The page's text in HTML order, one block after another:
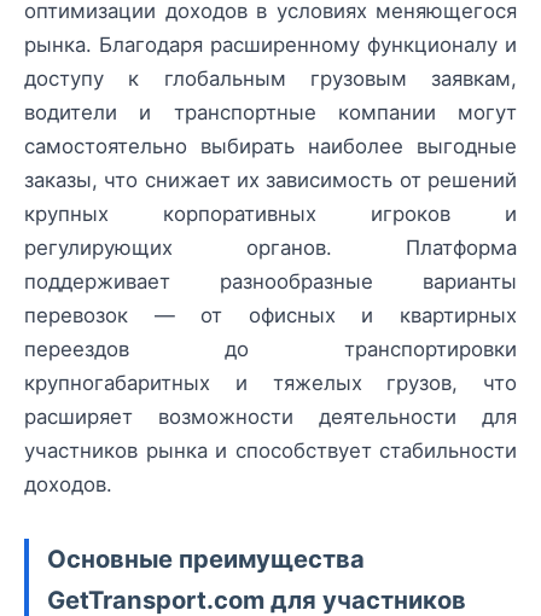
оптимизации доходов в условиях меняющегося
рынка. Благодаря расширенному функционалу и
доступу к глобальным грузовым заявкам,
водители и транспортные компании могут
самостоятельно выбирать наиболее выгодные
заказы, что снижает их зависимость от решений
крупных корпоративных игроков и
регулирующих органов. Платформа
поддерживает разнообразные варианты
перевозок — от офисных и квартирных
переездов до транспортировки
крупногабаритных и тяжелых грузов, что
расширяет возможности деятельности для
участников рынка и способствует стабильности
доходов.
Основные преимущества
GetTransport.com для участников